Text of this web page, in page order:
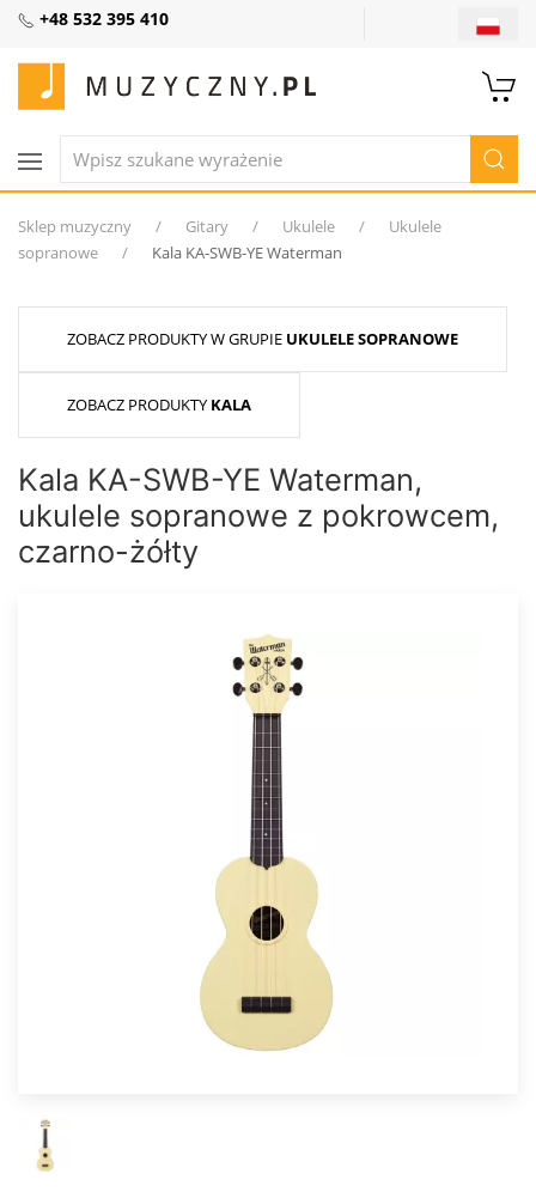
+48 532 395 410
Sklep muzyczny Gitary Ukulele
Ukulele
sopranowe
Kala KA-SWB-YE Waterman
ZOBACZ PRODUKTY W GRUPIE UKULELE SOPRANOWE
ZOBACZ PRODUKTY KALA
Kala KA-SWB-YE Waterman,
ukulele sopranowe z pokrowcem,
czarno-żółty